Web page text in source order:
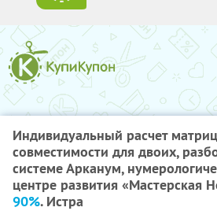
Индивидуальный расчет
совместимости для двоих,
системе Арканум,
центре развития «Мастерская
90%. Истра